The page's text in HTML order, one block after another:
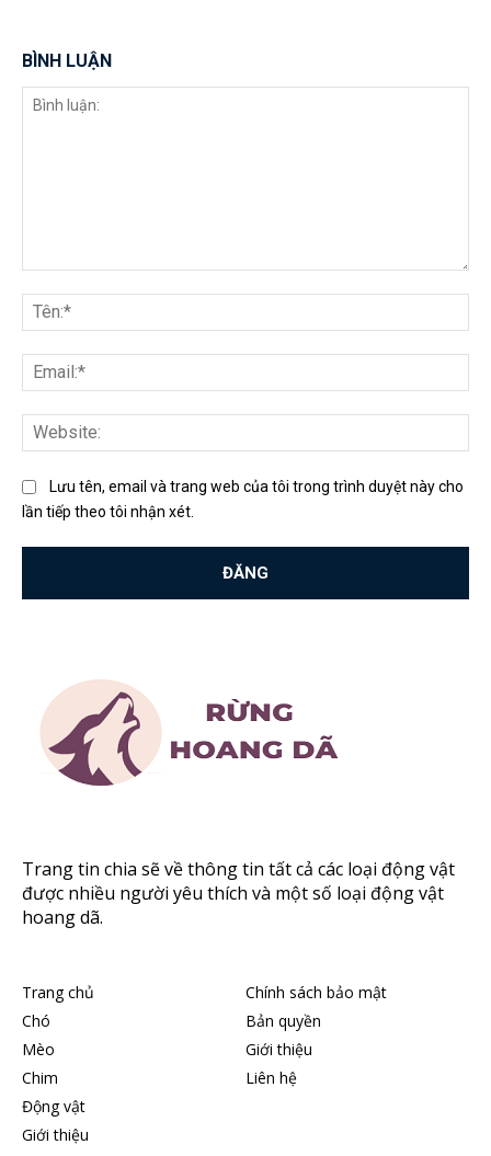
BÌNH LUẬN
luận:
Lưu tên, email và trang web của tôi trong trình duyệt này cho
lần tiếp theo tôi nhận xét.
Trang tin chia sẽ về thông tin tất cả các loại động vật
được nhiều người yêu thích và một số loại động vật
hoang dã.
Trang chủ
Chó
Mèo
Chim
Động vật
Giới thiệu
Chính sách bảo mật
Bản quyền
Giới thiệu
Liên hệ